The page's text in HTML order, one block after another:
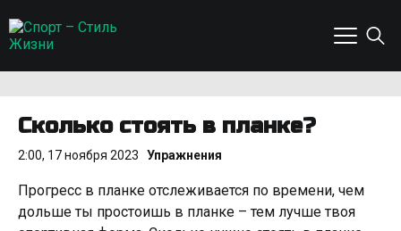
Сколько стоять в планке?
2:00, 17 ноября 2023 Упражнения
Прогресс в планке отслеживается по времени, чем
дольше ты простоишь в планке – тем лучше твоя